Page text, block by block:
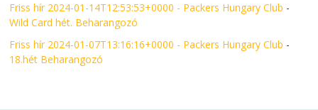
Friss hír 2024-01-14T12:53:53+0000 - Packers Hungary Club -
Wild Card hét. Beharangozó
Friss hír 2024-01-07T13:16:16+0000 - Packers Hungary Club -
18.hét Beharangozó